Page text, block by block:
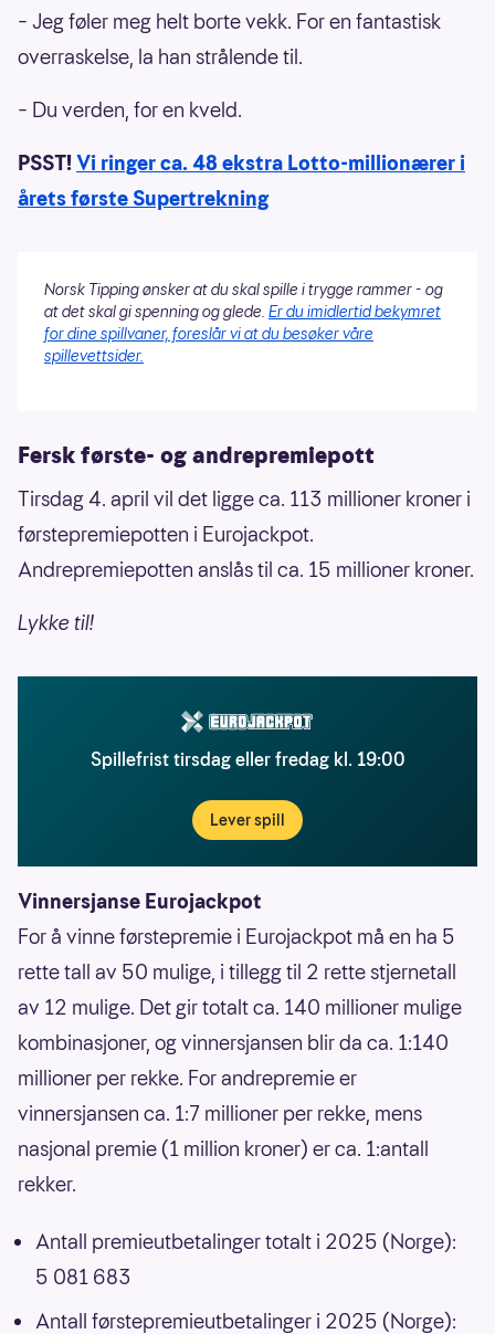
– Jeg føler meg helt borte vekk. For en fantastisk
overraskelse, la han strålende til.
– Du verden, for en kveld.
PSST!Vi ringer ca. 48 ekstra Lotto-millionærer i
årets første Supertrekning
Norsk Tipping ønsker at du skal spille i trygge rammer - og
at det skal gi spenning og glede. Er du imidlertid bekymret
for dine spillvaner, foreslår vi at du besøker våre
spillevettsider.
Fersk første- og andrepremiepott
Tirsdag 4. april vil det ligge ca. 113 millioner kroner i
førstepremiepotten i Eurojackpot.
Andrepremiepotten anslås til ca. 15 millioner kroner.
Lykke til!
Spillefrist tirsdag eller fredag kl. 19:00
Lever spill
Vinnersjanse Eurojackpot
For å vinne førstepremie i Eurojackpot må en ha 5
rette tall av 50 mulige, i tillegg til 2 rette stjernetall
av 12 mulige. Det gir totalt ca. 140 millioner mulige
kombinasjoner, og vinnersjansen blir da ca. 1:140
millioner per rekke. For andrepremie er
vinnersjansen ca. 1:7 millioner per rekke, mens
nasjonal premie (1 million kroner) er ca. 1:antall
rekker.
Antall premieutbetalinger totalt i 2025 (Norge):
5 081 683
Antall førstepremieutbetalinger i 2025 (Norge):